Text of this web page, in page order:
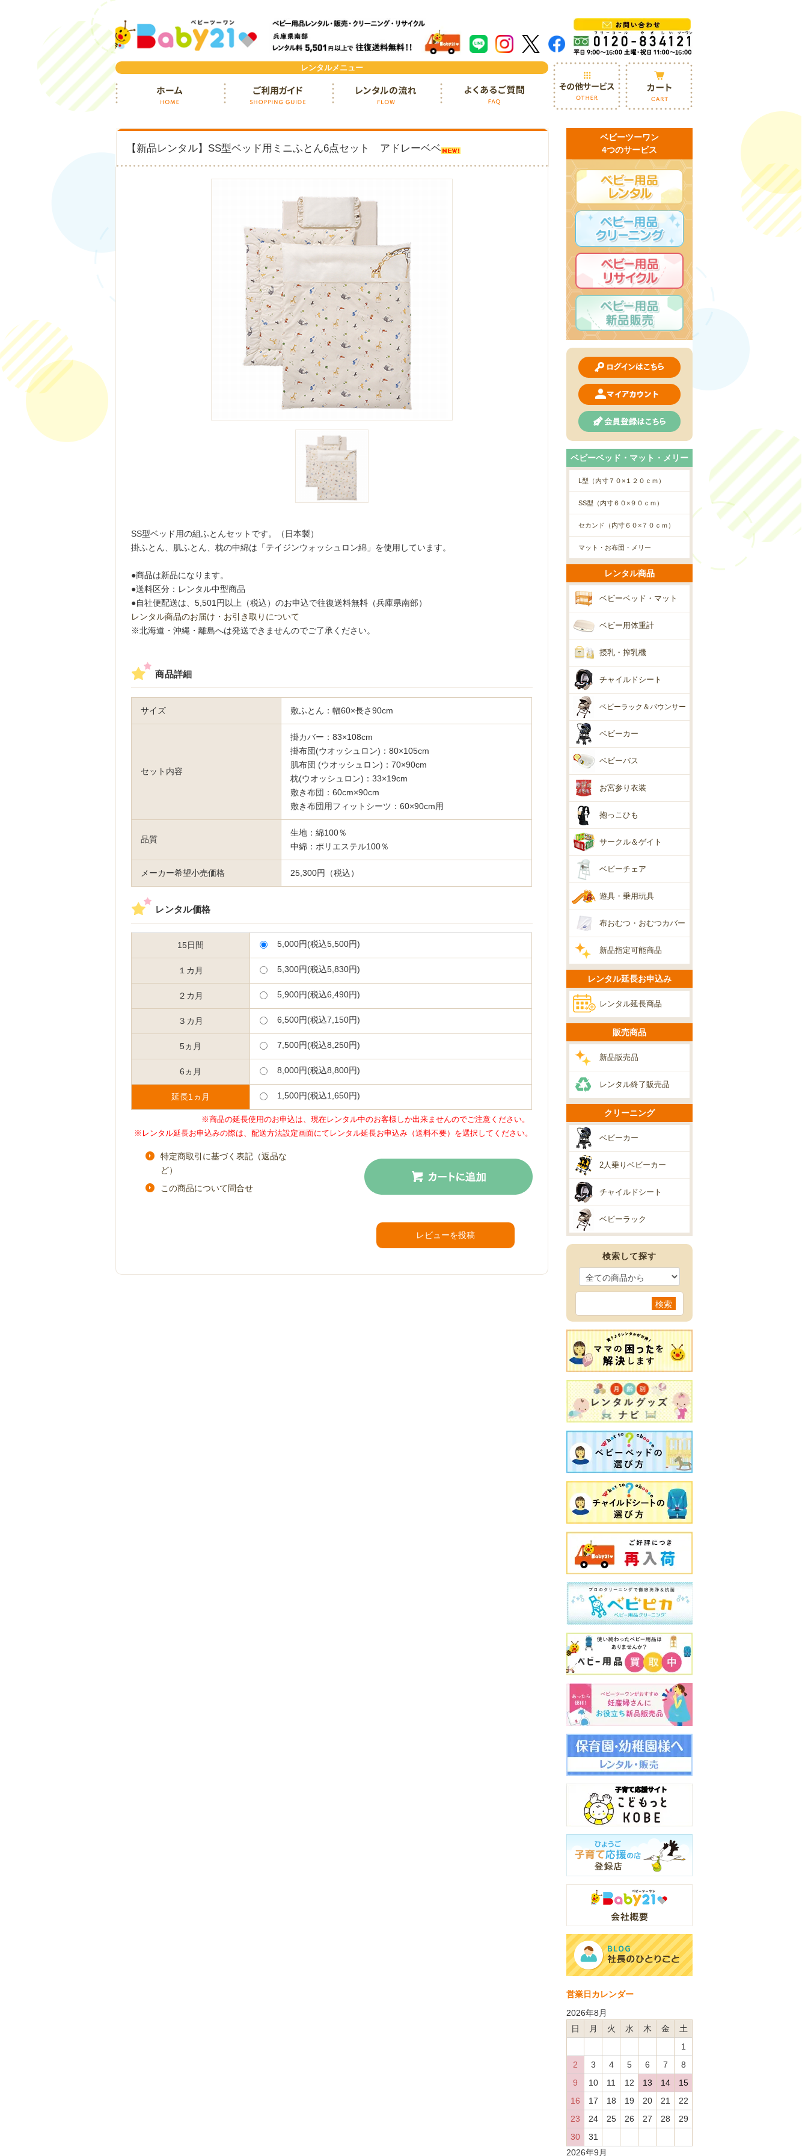
レンタルメニュー
【新品レンタル】SS型ベッド用ミニふとん6点セット アドレーベベ
SS型ベッド用の組ふとんセットです。（日本製）
掛ふとん、肌ふとん、枕の中綿は「テイジンウォッシュロン綿」を使用しています。
●商品は新品になります。
●送料区分：レンタル中型商品
●自社便配送は、5,501円以上（税込）のお申込で往復送料無料（兵庫県南部）
レンタル商品のお届け・お引き取りについて
※北海道・沖縄・離島へは発送できませんのでご了承ください。
商品詳細
サイズ 敷ふとん：幅60×長さ90cm
セット内容
掛カバー：83×108cm
掛布団(ウオッシュロン)：80×105cm
肌布団 (ウオッシュロン)：70×90cm
枕(ウオッシュロン)：33×19cm
敷き布団：60cm×90cm
敷き布団用フィットシーツ：60×90cm用
品質
生地：綿100％
中綿：ポリエステル100％
メーカー希望小売価格 25,300円（税込）
レンタル価格
15日間 5,000円(税込5,500円)
１カ月 5,300円(税込5,830円)
２カ月 5,900円(税込6,490円)
３カ月 6,500円(税込7,150円)
5ヵ月 7,500円(税込8,250円)
6ヵ月 8,000円(税込8,800円)
延長1ヵ月 1,500円(税込1,650円)
※商品の延長使用のお申込は、現在レンタル中のお客様しか出来ませんのでご注意ください。
※レンタル延長お申込みの際は、配送方法設定画面にてレンタル延長お申込み（送料不要）を選択してください。
特定商取引に基づく表記（返品な
ど）
この商品について問合せ
レビューを投稿
ベビーツーワン
4つのサービス
ベビーベッド・マット・メリー
L型（内寸７０×１２０ｃｍ）
SS型（内寸６０×９０ｃｍ）
セカンド（内寸６０×７０ｃｍ）
マット・お布団・メリー
レンタル商品
ベビーベッド・マット
ベビー用体重計
授乳・搾乳機
チャイルドシート
ベビーラック＆バウンサー
ベビーカー
ベビーバス
お宮参り衣装
抱っこひも
サークル＆ゲイト
ベビーチェア
遊具・乗用玩具
布おむつ・おむつカバー
新品指定可能商品
レンタル延長お申込み
レンタル延長商品
販売商品
新品販売品
レンタル終了販売品
クリーニング
ベビーカー
2人乗りベビーカー
チャイルドシート
ベビーラック
検索して探す
検索
営業日カレンダー
2026年8月
日
月 火 水 木 金
土
1
2
3 4 5 6 7
8
9
10 11 12 13 14
15
16
17 18 19 20 21
22
23
24 25 26 27 28
29
30
31
2026年9月